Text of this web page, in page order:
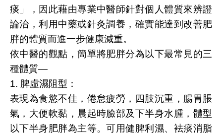
痰」，因此藉由專業中醫師針對個人體質來辨證
論治，利用中藥或針灸調養，確實能達到改善肥
胖的體質而進一步健康減重。
依中醫的觀點，簡單將肥胖分為以下最常見的三
種體質—
1. 脾虛濕阻型：
表現為食慾不佳，倦怠疲勞，四肢沉重，腸胃脹
氣，大便軟黏，晨起時臉部及下半身水腫，體型
以下半身肥胖為主等。可用健脾利濕、袪痰消脂